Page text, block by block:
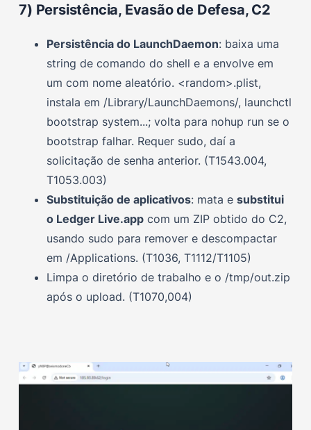
7) Persistência, Evasão de Defesa, C2
Persistência do LaunchDaemon: baixa uma
string de comando do shell e a envolve em
um com nome aleatório. <random>.plist,
instala em /Library/LaunchDaemons/, launchctl
bootstrap system...; volta para nohup run se o
bootstrap falhar. Requer sudo, daí a
solicitação de senha anterior. (T1543.004,
T1053.003)
Substituição de aplicativos: mata esubstitui
o Ledger Live.app com um ZIP obtido do C2,
usando sudo para remover e descompactar
em /Applications. (T1036, T1112/T1105)
Limpa o diretório de trabalho e o /tmp/out.zip
após o upload. (T1070,004)